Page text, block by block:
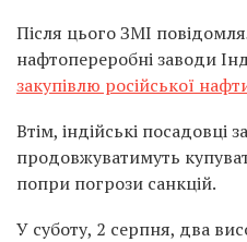
Після цього ЗМІ
нафтопереробні заводи
закупівлю російської
Втім, індійські посадовці
продовжуватимуть
попри погрози санкцій.
У суботу, 2 серпня, два